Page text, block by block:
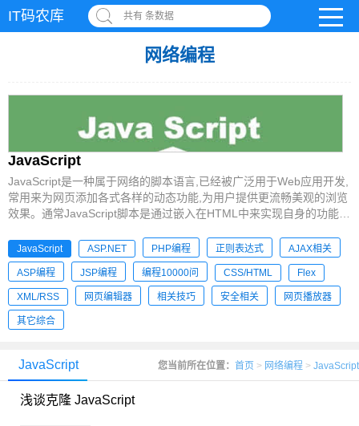
IT码农库 共有 条数据
网络编程
JavaScript
JavaScript是一种属于网络的脚本语言,已经被广泛用于Web应用开发,
常用来为网页添加各式各样的动态功能,为用户提供更流畅美观的浏览
效果。通常JavaScript脚本是通过嵌入在HTML中来实现自身的功能
JavaScript ASP.NET PHP编程 正则表达式 AJAX相关
ASP编程 JSP编程 编程10000问 CSS/HTML Flex
XML/RSS 网页编辑器 相关技巧 安全相关 网页播放器
其它综合
您当前所在位置： 首页 > 网络编程 > JavaScript
JavaScript
浅谈克隆 JavaScript